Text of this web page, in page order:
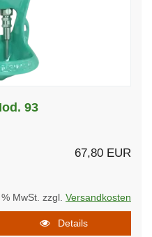
93
67,80 EUR
MwSt. zzgl. Versandkosten
Details